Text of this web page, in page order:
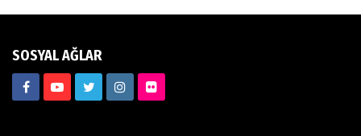
SOSYAL AĞLAR